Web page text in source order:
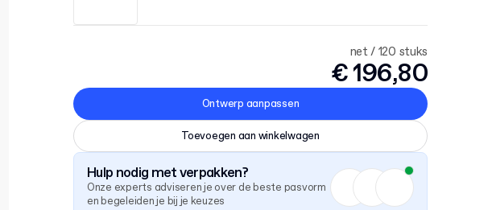
net / 120 stuks
€ 196,80
Ontwerp aanpassen
Toevoegen aan winkelwagen
Hulp nodig met verpakken?
Onze experts adviseren je over de beste pasvorm
en begeleiden je bij je keuzes